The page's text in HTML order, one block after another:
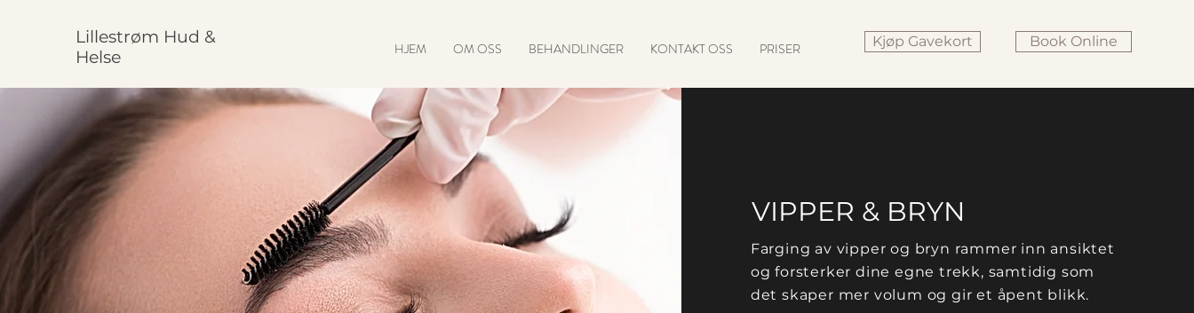
Lillestrøm Hud &
Helse
Book Online
HJEM OM OSS BEHANDLINGER KONTAKT OSS PRISER Kjøp Gavekort
VIPPER & BRYN
Farging av vipper og bryn rammer inn ansiktet
og forsterker dine egne trekk, samtidig som
det skaper mer volum og gir et åpent blikk.